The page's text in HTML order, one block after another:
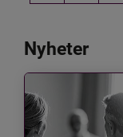
Nyheter